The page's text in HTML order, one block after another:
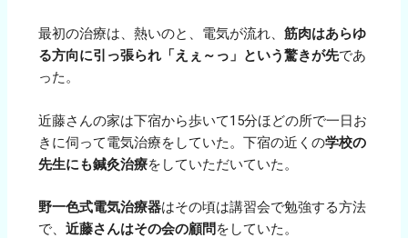
最初の治療は、熱いのと、電気が流れ、筋肉はあらゆ
る方向に引っ張られ「えぇ～っ」という驚きが先であ
った。
近藤さんの家は下宿から歩いて15分ほどの所で一日お
きに伺って電気治療をしていた。下宿の近くの学校の
先生にも鍼灸治療をしていただいていた。
野一色式電気治療器はその頃は講習会で勉強する方法
で、近藤さんはその会の顧問 をしていた。